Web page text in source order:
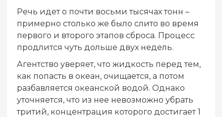
Речь идет о почти восьми тысячах тонн –
примерно столько же было слито во время
первого и второго этапов сброса. Процесс
продлится чуть дольше двух недель.
Агентство уверяет, что жидкость перед тем,
как попасть в океан, очищается, а потом
разбавляется океанской водой. Однако
уточняется, что из нее невозможно убрать
тритий, концентрация которого достигает 1